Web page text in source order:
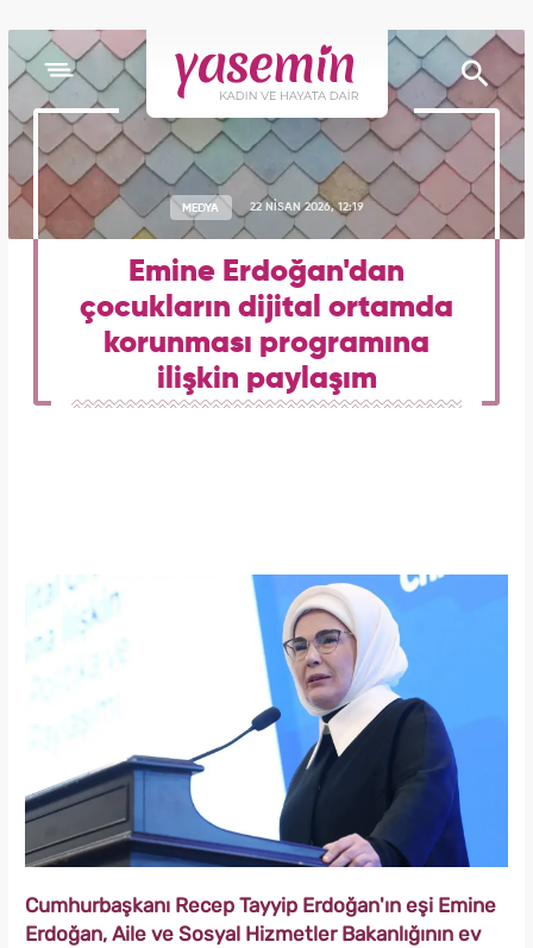
MEDYA 22 NİSAN 2026, 12:19
Emine Erdoğan'dan
çocukların dijital ortamda
korunması programına
ilişkin paylaşım
Cumhurbaşkanı Recep Tayyip Erdoğan'ın eşi Emine
Erdoğan, Aile ve Sosyal Hizmetler Bakanlığının ev